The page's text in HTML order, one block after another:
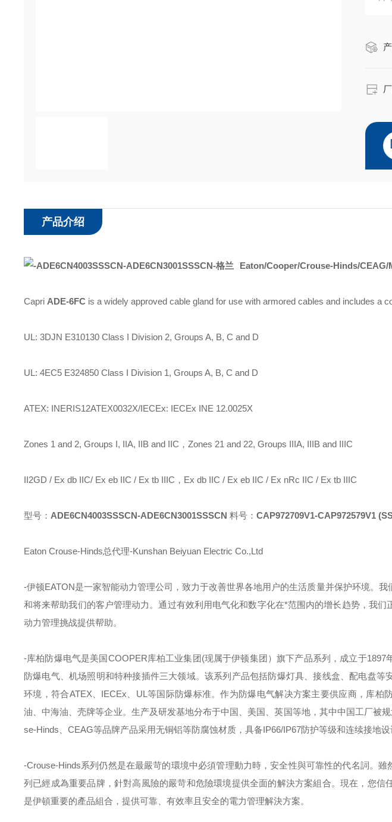
产品介绍
Eaton/Cooper/Crouse-Hinds/CEAG/
Capri ADE-6FC is a widely approved cable gland for use with armored cables and includes a
UL: 3DJN E310130 Class I Division 2, Groups A, B, C and D
UL: 4EC5 E324850 Class I Division 1, Groups A, B, C and D
ATEX: INERIS12ATEX0032X/IECEx: IECEx INE 12.0025X
Zones 1 and 2, Groups I, IIA, IIB and IIC，Zones 21 and 22, Groups IIIA, IIIB and IIIC
II2GD / Ex db IIC/ Ex eb IIC / Ex tb IIIC，Ex db IIC / Ex eb IIC / Ex nRc IIC / Ex tb IIIC
型号： ADE6CN4003SSSCN-ADE6CN3001SSSCN 料号： CAP972709V1-CAP972579V1
Eaton Crouse-Hinds总代理-Kunshan Beiyuan Electric Co.,Ltd
-伊顿EATON是一家智能动力管理公司，致力于改善世界各地用户的生活质量并保护环境。
和将来帮助我们的客户管理动力。通过有效利用电气化和数字化在*范围内的增长趋势，我
动力管理挑战提供帮助。
-库柏防爆电气是美国COOPER库柏工业集团(现属于伊顿集团）旗下产品系列，成立于1897
防爆电气、机场照明和特种接插件三大领域。该系列产品包括防爆灯具、接线盒、配电盘等
环境，符合ATEX IECEx UL 等国际防爆标准。作为防爆电气解决方案主要供应商，库柏
油、中海油、壳牌等企业。生产及研发基地分布于中国、美国、英国等地，其中中国工厂被
se-Hinds
CEAG等品牌产品采用无铜铝等防腐蚀材质，具备IP66/IP67防护等级和连续接地
-Crouse-Hinds系列仍然是在最嚴苛的環境中必須管理動力時，安全性與可靠性的代名詞。雖
列已經成為重要品牌，針對高風險的嚴苛和危險環境提供全面的解決方案組合。現在，您信
是伊頓重要的產品組合，提供可靠、有效率且安全的電力管理解決方案。